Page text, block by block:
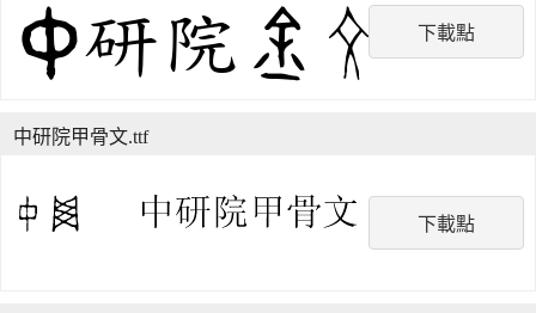
下載點
下載點
中研院甲骨文.ttf